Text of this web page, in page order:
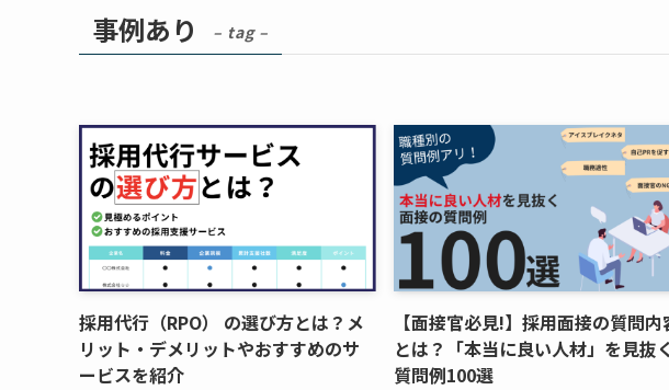
事例あり – tag –
採用代行（RPO） の選び方とは？メ
リット・デメリットやおすすめのサ
ービスを紹介
【面接官必見!】採用面接の質問内
とは？「本当に良い人材」を見抜く
質問例100選